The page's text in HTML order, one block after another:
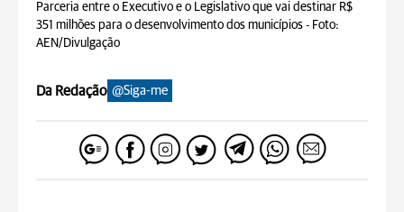
Parceria entre o Executivo e o Legislativo que vai destinar R$
351 milhões para o desenvolvimento dos municípios - Foto:
AEN/Divulgação
Da Redação @Siga-me